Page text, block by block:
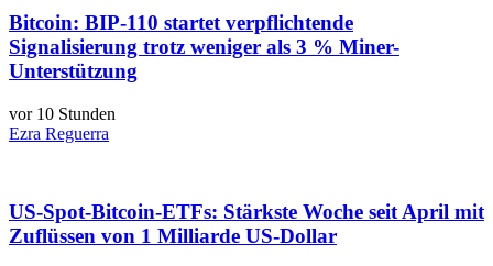
Bitcoin: BIP-110 startet verpflichtende
Signalisierung trotz weniger als 3 % Miner-
Unterstützung
vor 10 Stunden
Ezra Reguerra
US-Spot-Bitcoin-ETFs: Stärkste Woche seit April mit
Zuflüssen von 1 Milliarde US-Dollar